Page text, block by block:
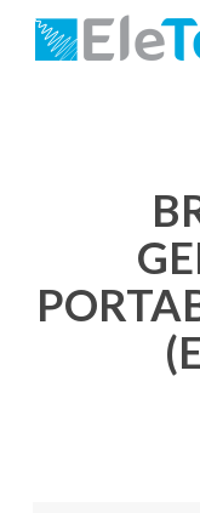
Salta